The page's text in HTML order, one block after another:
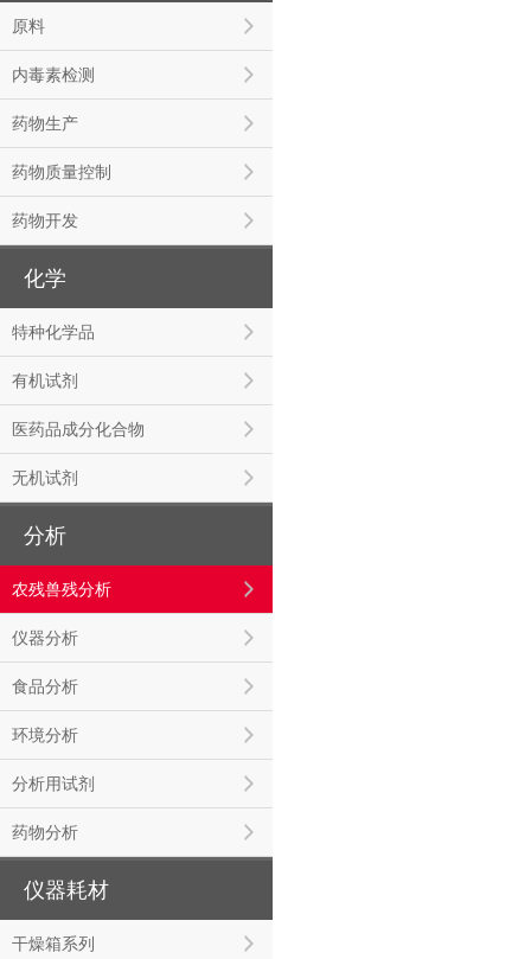
原料
内毒素检测
药物生产
药物质量控制
药物开发
化学
特种化学品
有机试剂
医药品成分化合物
无机试剂
分析
农残兽残分析
仪器分析
食品分析
环境分析
分析用试剂
药物分析
仪器耗材
干燥箱系列